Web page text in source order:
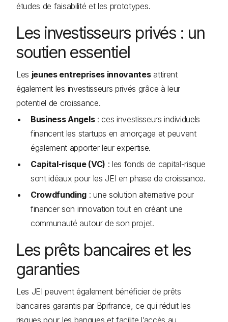
études de faisabilité et les prototypes.
Les investisseurs privés : un
soutien essentiel
Les jeunes entreprises innovantesattirent
également les investisseurs privés grâce à leur
potentiel de croissance.
Business Angels: ces investisseurs individuels
financent les startups en amorçage et peuvent
également apporter leur expertise.
Capital-risque (VC) : les fonds de capital-risque
sont idéaux pour les JEI en phase de croissance.
Crowdfunding : une solution alternative pour
financer son innovation tout en créant une
communauté autour de son projet.
Les prêts bancaires et les
garanties
Les JEI peuvent également bénéficier de prêts
bancaires garantis par Bpifrance, ce qui réduit les
risques pour les banques et facilite l’accès au